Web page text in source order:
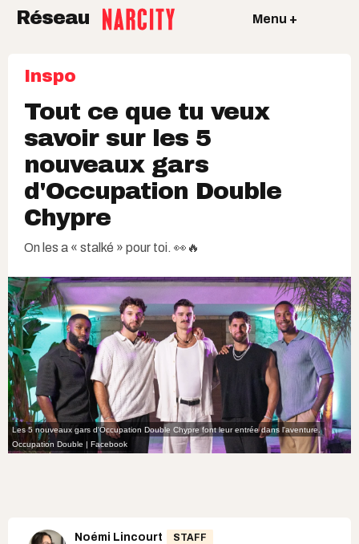
Réseau Menu +
Inspo
Tout ce que tu veux
savoir sur les 5
nouveaux gars
d'Occupation Double
Chypre
On les a « stalké » pour toi. 👀🔥
Les 5 nouveaux gars d'Occupation Double Chypre font leur entrée dans l'aventure.
Occupation Double | Facebook
Noémi Lincourt STAFF